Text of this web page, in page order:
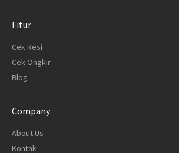
Fitur
Cek Resi
Cek Ongkir
Blog
Company
About Us
Kontak